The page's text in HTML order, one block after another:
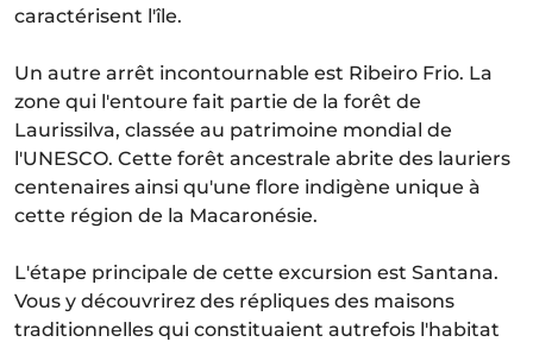
caractérisent l'île.
Un autre arrêt incontournable est Ribeiro Frio. La
zone qui l'entoure fait partie de la forêt de
Laurissilva, classée au patrimoine mondial de
l'UNESCO. Cette forêt ancestrale abrite des lauriers
centenaires ainsi qu'une flore indigène unique à
cette région de la Macaronésie.
L'étape principale de cette excursion est Santana.
Vous y découvrirez des répliques des maisons
traditionnelles qui constituaient autrefois l'habitat